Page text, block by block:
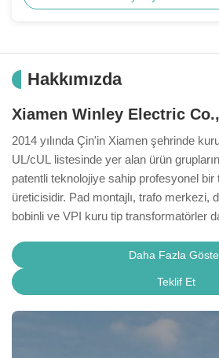
Hakkımızda
Xiamen Winley Electric
2014 yılında Çin'in Xiamen şehrinde
UL/cUL listesinde yer alan ürün
patentli teknolojiye sahip profesyonel bir
üreticisidir. Pad montajlı, trafo merkezi,
bobinli ve VPI kuru tip transformatörler
Amerika proje deneyimimizle, geçerli
2016, IEC 60076 ve proje
tasarlanmış OEM, ODM
Daha Fazla
Teklif Et